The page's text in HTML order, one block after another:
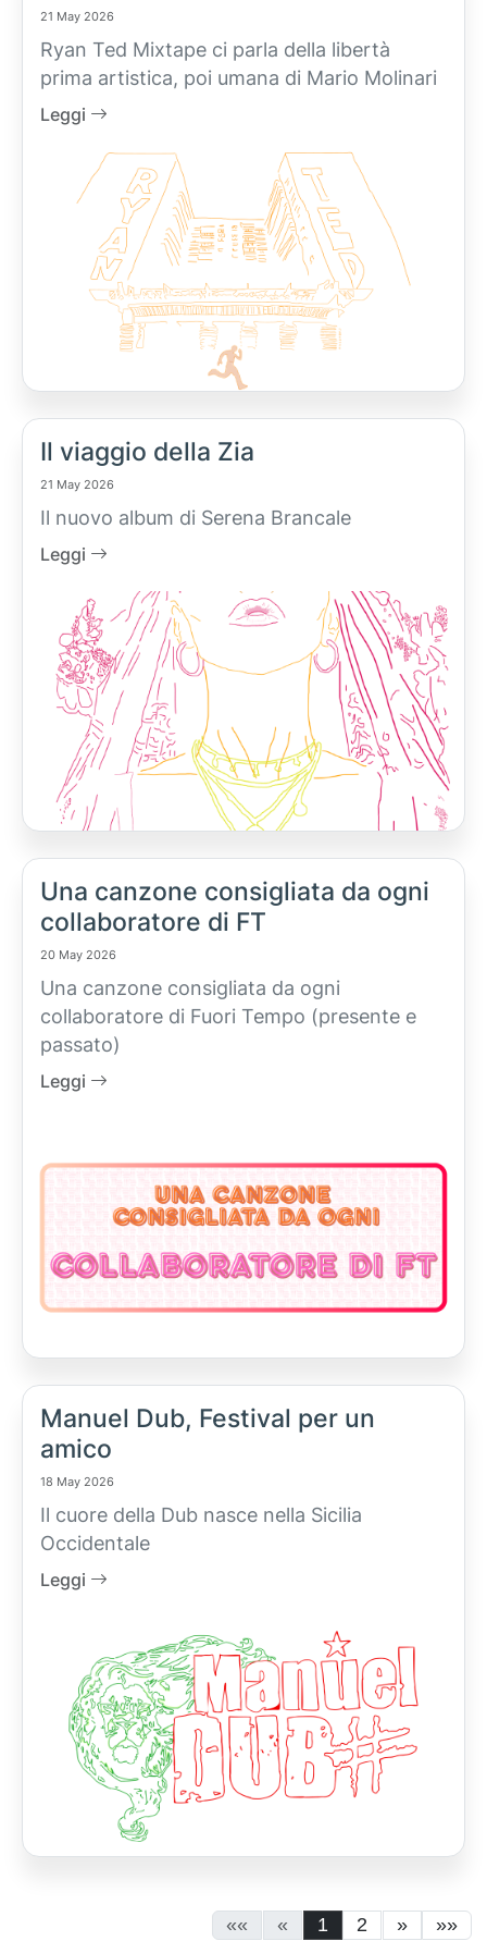
21 May 2026
Ryan Ted Mixtape ci parla della libertà
prima artistica, poi umana di Mario Molinari
Leggi
Il viaggio della Zia
21 May 2026
Il nuovo album di Serena Brancale
Leggi
Una canzone consigliata da ogni
collaboratore di FT
20 May 2026
Una canzone consigliata da ogni
collaboratore di Fuori Tempo (presente e
passato)
Leggi
Manuel Dub, Festival per un
amico
18 May 2026
Il cuore della Dub nasce nella Sicilia
Occidentale
Leggi
«« « 1 2 » »»